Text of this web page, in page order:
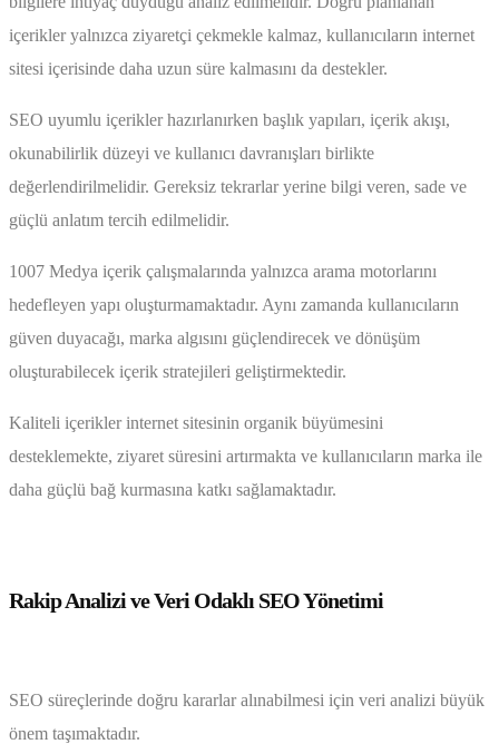
içerikler yalnızca ziyaretçi çekmekle kalmaz, kullanıcıların internet
sitesi içerisinde daha uzun süre kalmasını da destekler.
SEO uyumlu içerikler hazırlanırken başlık yapıları, içerik akışı,
okunabilirlik düzeyi ve kullanıcı davranışları birlikte
değerlendirilmelidir. Gereksiz tekrarlar yerine bilgi veren, sade ve
güçlü anlatım tercih edilmelidir.
1007 Medya içerik çalışmalarında yalnızca arama motorlarını
hedefleyen yapı oluşturmamaktadır. Aynı zamanda kullanıcıların
güven duyacağı, marka algısını güçlendirecek ve dönüşüm
oluşturabilecek içerik stratejileri geliştirmektedir.
Kaliteli içerikler internet sitesinin organik büyümesini
desteklemekte, ziyaret süresini artırmakta ve kullanıcıların marka ile
daha güçlü bağ kurmasına katkı sağlamaktadır.
Rakip Analizi ve Veri Odaklı SEO Yönetimi
SEO süreçlerinde doğru kararlar alınabilmesi için veri analizi büyük
önem taşımaktadır.